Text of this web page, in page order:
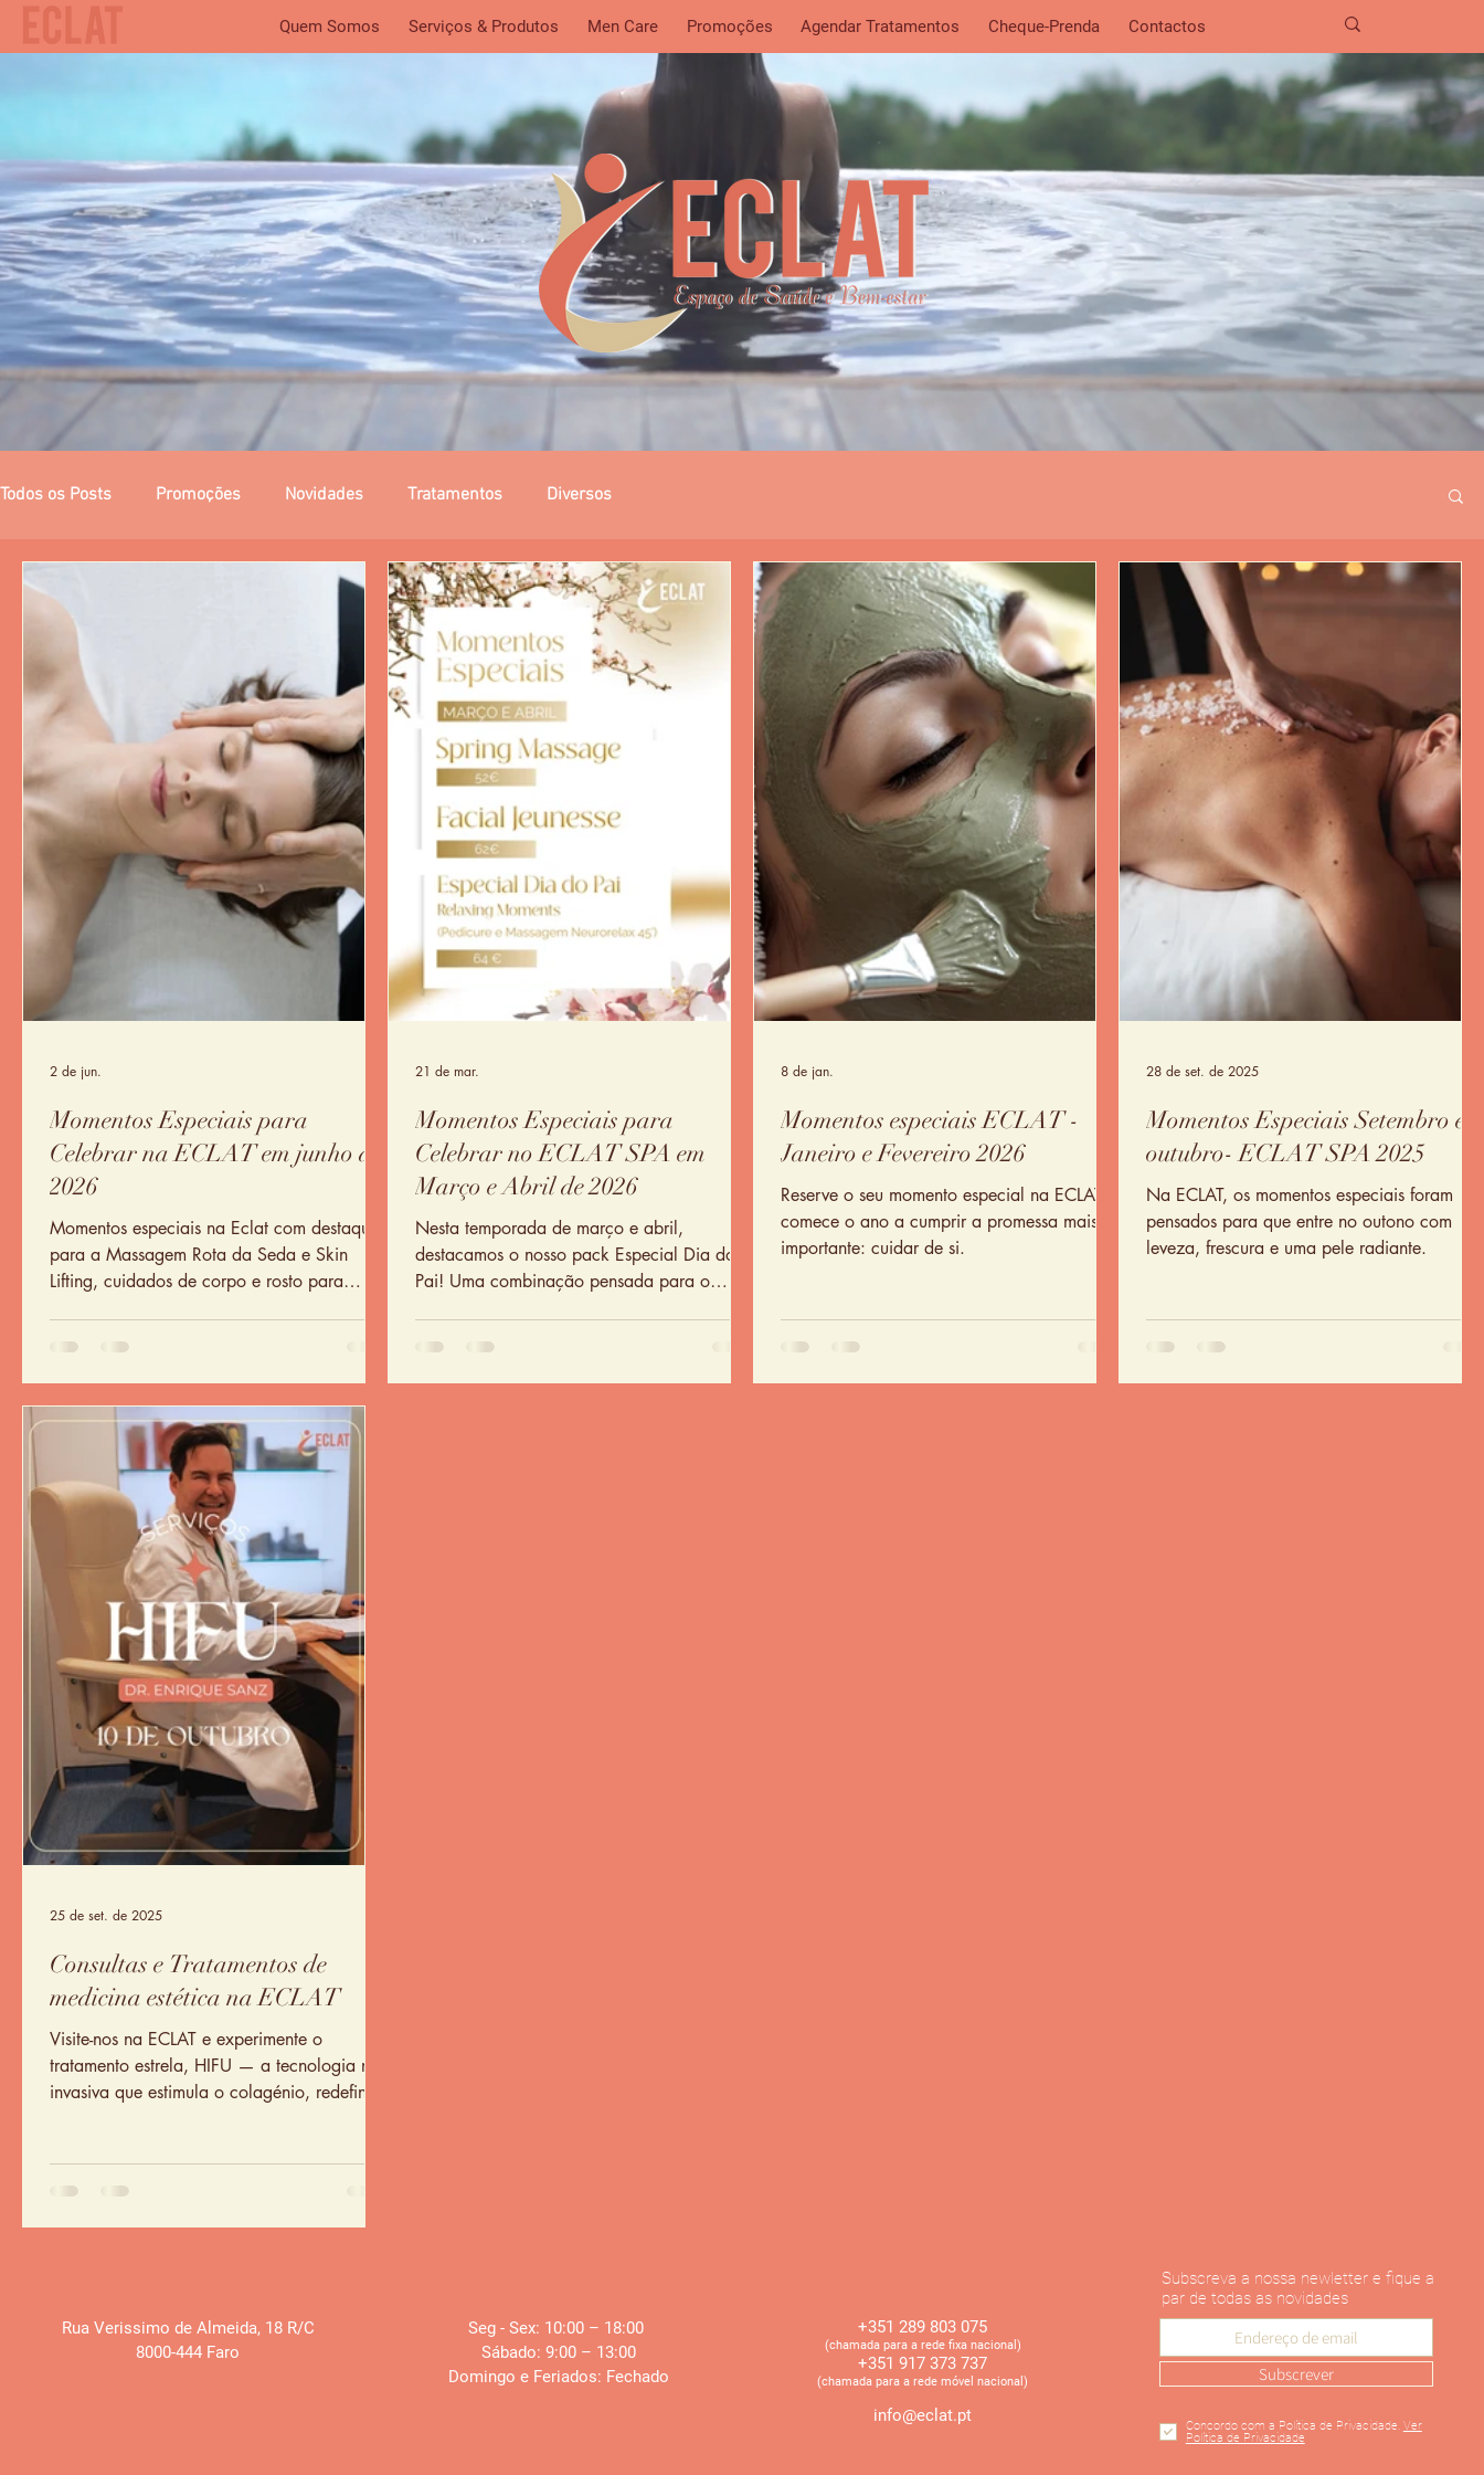
Quem Somos Serviços & Produtos Men Care Promoções Agendar Tratamentos Cheque-Prenda Contactos
Todos os Posts Promoções Novidades Tratamentos Diversos
Momentos Especiais para
Celebrar na ECLAT em junho de
2026
Momentos especiais na Eclat com destaque
para a Massagem Rota da Seda e Skin
Lifting, cuidados de corpo e rosto para
2 de jun.
Momentos Especiais para
Celebrar no ECLAT SPA em
Março e Abril de 2026
Nesta temporada de março e abril,
destacamos o nosso pack Especial Dia do
Pai! Uma combinação pensada para o
energia de quem é importante para si.
21 de mar.
Momentos especiais ECLAT -
Janeiro e Fevereiro 2026
Reserve o seu momento especial na ECLAT e
comece o ano a cumprir a promessa mais
importante: cuidar de si.
8 de jan.
Momentos Especiais Setembro e
outubro- ECLAT SPA 2025
Na ECLAT, os momentos especiais foram
pensados para que entre no outono com
leveza, frescura e uma pele radiante.
28 de set. de 2025
Consultas e Tratamentos de
medicina estética na ECLAT
Visite-nos na ECLAT e experimente o
tratamento estrela, HIFU — a tecnologia não
invasiva que estimula o colagénio, redefine
25 de set. de 2025
Rua Verissimo de Almeida, 18 R/C
8000-444 Faro
Seg - Sex: 10:00 – 18:00 ​​
Sábado: 9:00 – 13:00
Domingo e Feriados: Fechado
+351 289 803 075
​​(chamada para a rede fixa nacional)
+351 917 373 737
​​(chamada para a rede móvel nacional)
info@eclat.pt
Subscreva a nossa newletter e fique a
par de todas as novidades
Subscrever
Concordo com a Política de Privacidade. Ver
Política de Privacidade